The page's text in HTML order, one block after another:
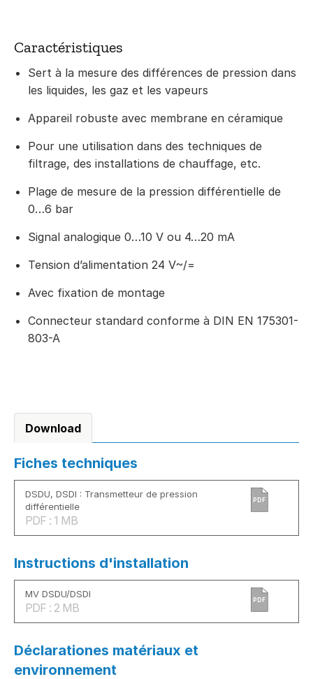
Caractéristiques
Sert à la mesure des différences de pression dans
les liquides, les gaz et les vapeurs
Appareil robuste avec membrane en céramique
Pour une utilisation dans des techniques de
filtrage, des installations de chauffage, etc.
Plage de mesure de la pression différentielle de
0…6 bar
Signal analogique 0…10 V ou 4…20 mA
Tension d’alimentation 24 V~/=
Avec fixation de montage
Connecteur standard conforme à DIN EN 175301-
803-A
Download
Fiches techniques
DSDU, DSDI : Transmetteur de pression
différentielle
PDF : 1 MB
PDF
Instructions d'installation
MV DSDU/DSDI
PDF : 2 MB
PDF
Déclarationes matériaux et
environnement